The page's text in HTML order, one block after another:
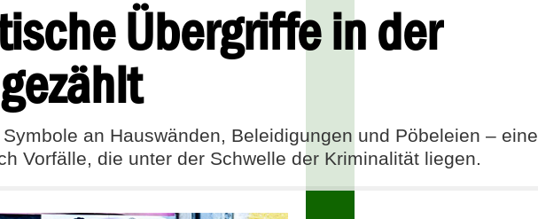
Übergriffe in der
an Hauswänden, Beleidigungen und Pöbeleien – eine
Vorfälle, die unter der Schwelle der Kriminalität liegen.